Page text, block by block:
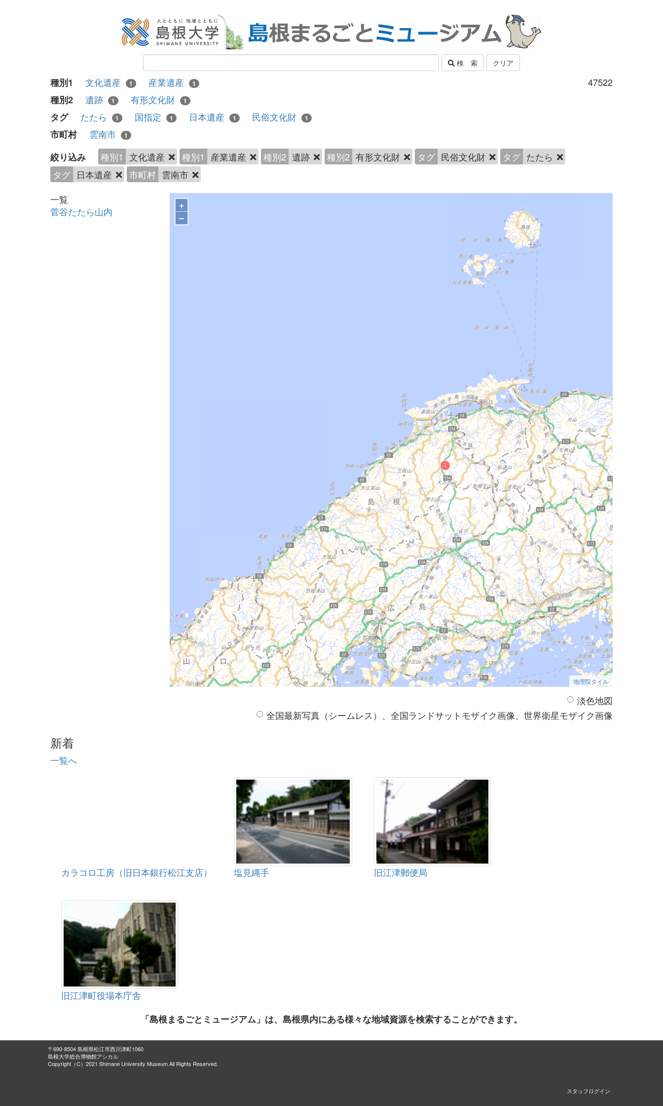
検 索 クリア
47522
種別1 文化遺産 1 産業遺産 1
種別2 遺跡 1 有形文化財 1
タグ たたら 1 国指定 1 日本遺産 1 民俗文化財 1
市町村 雲南市 1
絞り込み 種別1 文化遺産 種別1 産業遺産 種別2 遺跡 種別2 有形文化財 タグ 民俗文化財 タグ たたら
タグ 日本遺産 市町村 雲南市
一覧
菅谷たたら山内
+
–
地理院タイル
淡色地図
全国最新写真（シームレス）、全国ランドサットモザイク画像、世界衛星モザイク画像
新着
一覧へ
カラコロ工房（旧日本銀行松江支店） 塩見縄手 旧江津郵便局
旧江津町役場本庁舎
「島根まるごとミュージアム」は、島根県内にある様々な地域資源を検索することができます。
〒690-8504 島根県松江市西川津町1060
島根大学総合博物館アシカル
Copyright（C）2021 Shimane University Museum All Rights Reserved.
スタッフログイン